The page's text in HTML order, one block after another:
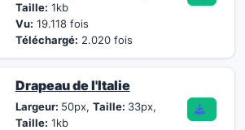
Taille: 1kb
Vu: 19.118 fois
Téléchargé: 2.020 fois
Drapeau de l'Italie
Largeur: 50px, Taille: 33px,
Taille: 1kb